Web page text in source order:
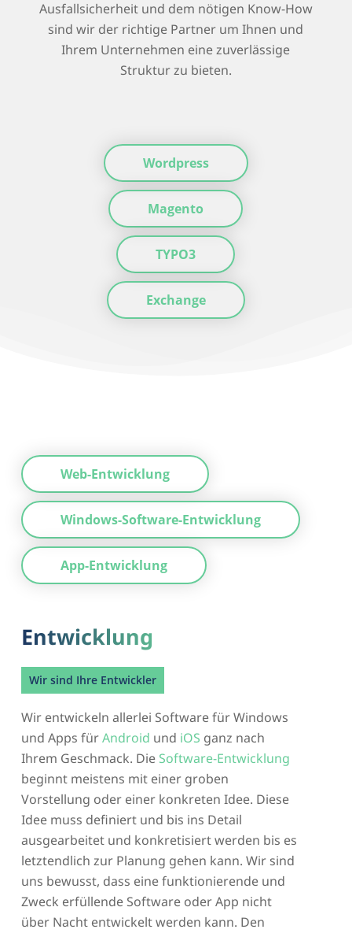
Ausfallsicherheit und dem nötigen Know-How
sind wir der richtige Partner um Ihnen und
Ihrem Unternehmen eine zuverlässige
Struktur zu bieten.
Wordpress
Magento
TYPO3
Exchange
Web-Entwicklung
Windows-Software-Entwicklung
App-Entwicklung
Entwicklung
Wir sind Ihre Entwickler
Wir entwickeln allerlei Software für Windows
und Apps fürAndroid und iOS ganz nach
Ihrem Geschmack. Die Software-Entwicklung
beginnt meistens mit einer groben
Vorstellung oder einer konkreten Idee. Diese
Idee muss definiert und bis ins Detail
ausgearbeitet und konkretisiert werden bis es
letztendlich zur Planung gehen kann. Wir sind
uns bewusst, dass eine funktionierende und
Zweck erfüllende Software oder App nicht
über Nacht entwickelt werden kann. Den